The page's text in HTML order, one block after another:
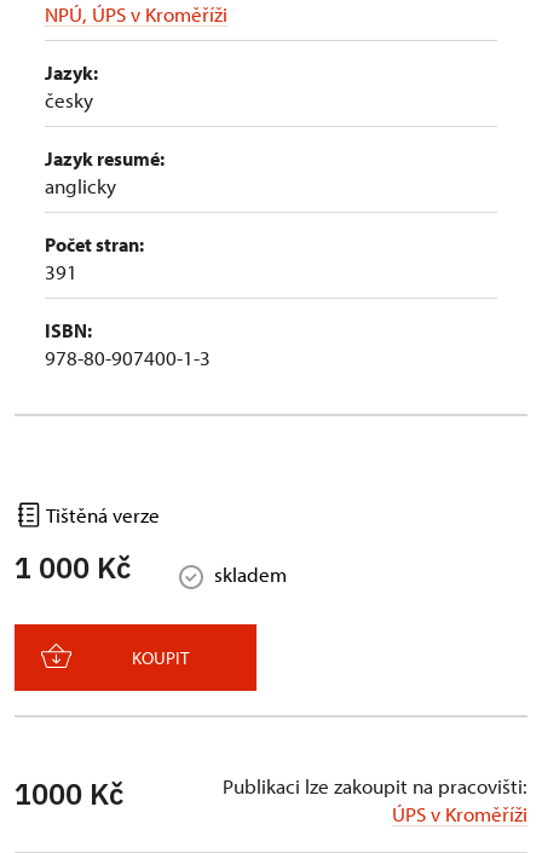
NPÚ, ÚPS v Kroměříži
Jazyk:
česky
Jazyk resumé:
anglicky
Počet stran:
391
ISBN:
978-80-907400-1-3
Tištěná verze
1 000 Kč skladem
KOUPIT
1000 Kč
Publikaci lze zakoupit na pracovišti:
ÚPS v Kroměříži